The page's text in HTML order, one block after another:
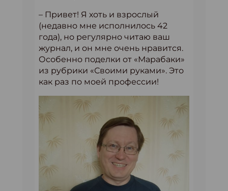
– Привет! Я хоть и взрослый
(недавно мне исполнилось 42
года), но регулярно читаю ваш
журнал, и он мне очень нравится.
Особенно поделки от «Марабаки»
из рубрики «Своими руками». Это
как раз по моей профессии!